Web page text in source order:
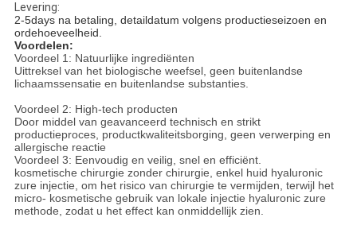
Levering:
2-5days na betaling, detaildatum volgens productieseizoen en
ordehoeveelheid.
Voordelen:
Voordeel 1: Natuurlijke ingrediënten
Uittreksel van het biologische weefsel, geen buitenlandse
lichaamssensatie en buitenlandse substanties.
Voordeel 2: High-tech producten
Door middel van geavanceerd technisch en strikt
productieproces, productkwaliteitsborging, geen verwerping en
allergische reactie
Voordeel 3: Eenvoudig en veilig, snel en efficiënt.
kosmetische chirurgie zonder chirurgie, enkel huid hyaluronic
zure injectie, om het risico van chirurgie te vermijden, terwijl het
micro- kosmetische gebruik van lokale injectie hyaluronic zure
methode, zodat u het effect kan onmiddellijk zien.